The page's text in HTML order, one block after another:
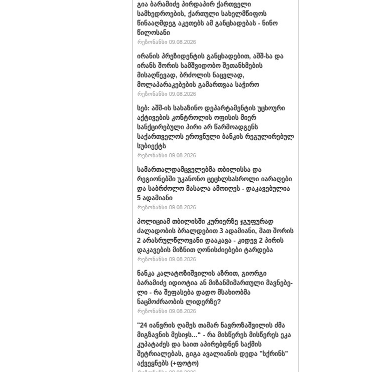
გია ბარამიძე პირდაპირ ქართველი
სამხედროების, ქართული სახელმწიფოს
წინააღმდეგ აკეთებს ამ განცხადებას - ნინო
წილოსანი
რეზონანსი 09.08.2026
ირანის პრეზიდენტის განცხადებით, აშშ-სა და
ირანს შორის სამშვიდობო შეთანხმების
მისაღწევად, ბრძოლის ნაცვლად,
მოლაპარაკებების გამართვაა საჭირო
რეზონანსი 09.08.2026
სებ: აშშ-ის სახაზინო დეპარტამენტის უცხოური
აქტივების კონტროლის ოფისის მიერ
სანქცირებული პირი არ წარმოადგენს
საქართველოს ეროვნული ბანკის რეგულირებულ
სუბიექტს
რეზონანსი 09.08.2026
სამართალდამცველებმა თბილისსა და
რეგიონებში უკანონო ცეცხლსასროლი იარაღები
და საბრძოლო მასალა ამოიღეს - დაკავებულია
5 ადამიანი
რეზონანსი 09.08.2026
პოლიციამ თბილისში კურიერზე ჯგუფურად
ძალადობის ბრალდებით 3 ადამიანი, მათ შორის
2 არასრულწლოვანი დააკავა - კიდევ 2 პირის
დაკავების მიზნით ღონისძიებები ტარდება
რეზონანსი 09.08.2026
ნანკა კალატოზიშვილის აზრით, გიორგი
ბარამიძე იდიოტია ან მი­ზან­მი­მარ­თუ­ლი მავ­ნე­ბე­
ლი - რა შეფასება დადო მსახიობმა
ნაცმოძრაობის ლიდერზე?
რეზონანსი 09.08.2026
"24 იანვრის ღამეს თამარ ნავროზაშვილის ძმა
მიგზავნის მესიჯს...“ - რა მისწერეს მისწერეს ეკა
კუპატაძეს და საით აპირებდნენ საქმის
შეტრიალებას, გიგა ავალიანის დედა "სქრინს"
აქვეყნებს (+ფოტო)